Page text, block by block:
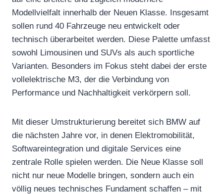
Modellvielfalt innerhalb der Neuen Klasse. Insgesamt
sollen rund 40 Fahrzeuge neu entwickelt oder
technisch überarbeitet werden. Diese Palette umfasst
sowohl Limousinen und SUVs als auch sportliche
Varianten. Besonders im Fokus steht dabei der erste
vollelektrische M3, der die Verbindung von
Performance und Nachhaltigkeit verkörpern soll.
Mit dieser Umstrukturierung bereitet sich BMW auf
die nächsten Jahre vor, in denen Elektromobilität,
Softwareintegration und digitale Services eine
zentrale Rolle spielen werden. Die Neue Klasse soll
nicht nur neue Modelle bringen, sondern auch ein
völlig neues technisches Fundament schaffen – mit